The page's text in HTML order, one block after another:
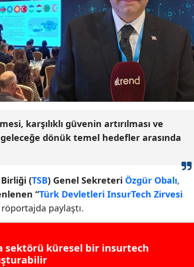
karşılıklı güvenin artırılması ve
dönük temel hedefler arasında
(TSB) Genel Sekreteri Özgür Obalı,
“Türk Devletleri InsurTech Zirvesi
röportajda paylaştı.
sektörü küresel bir insurtech